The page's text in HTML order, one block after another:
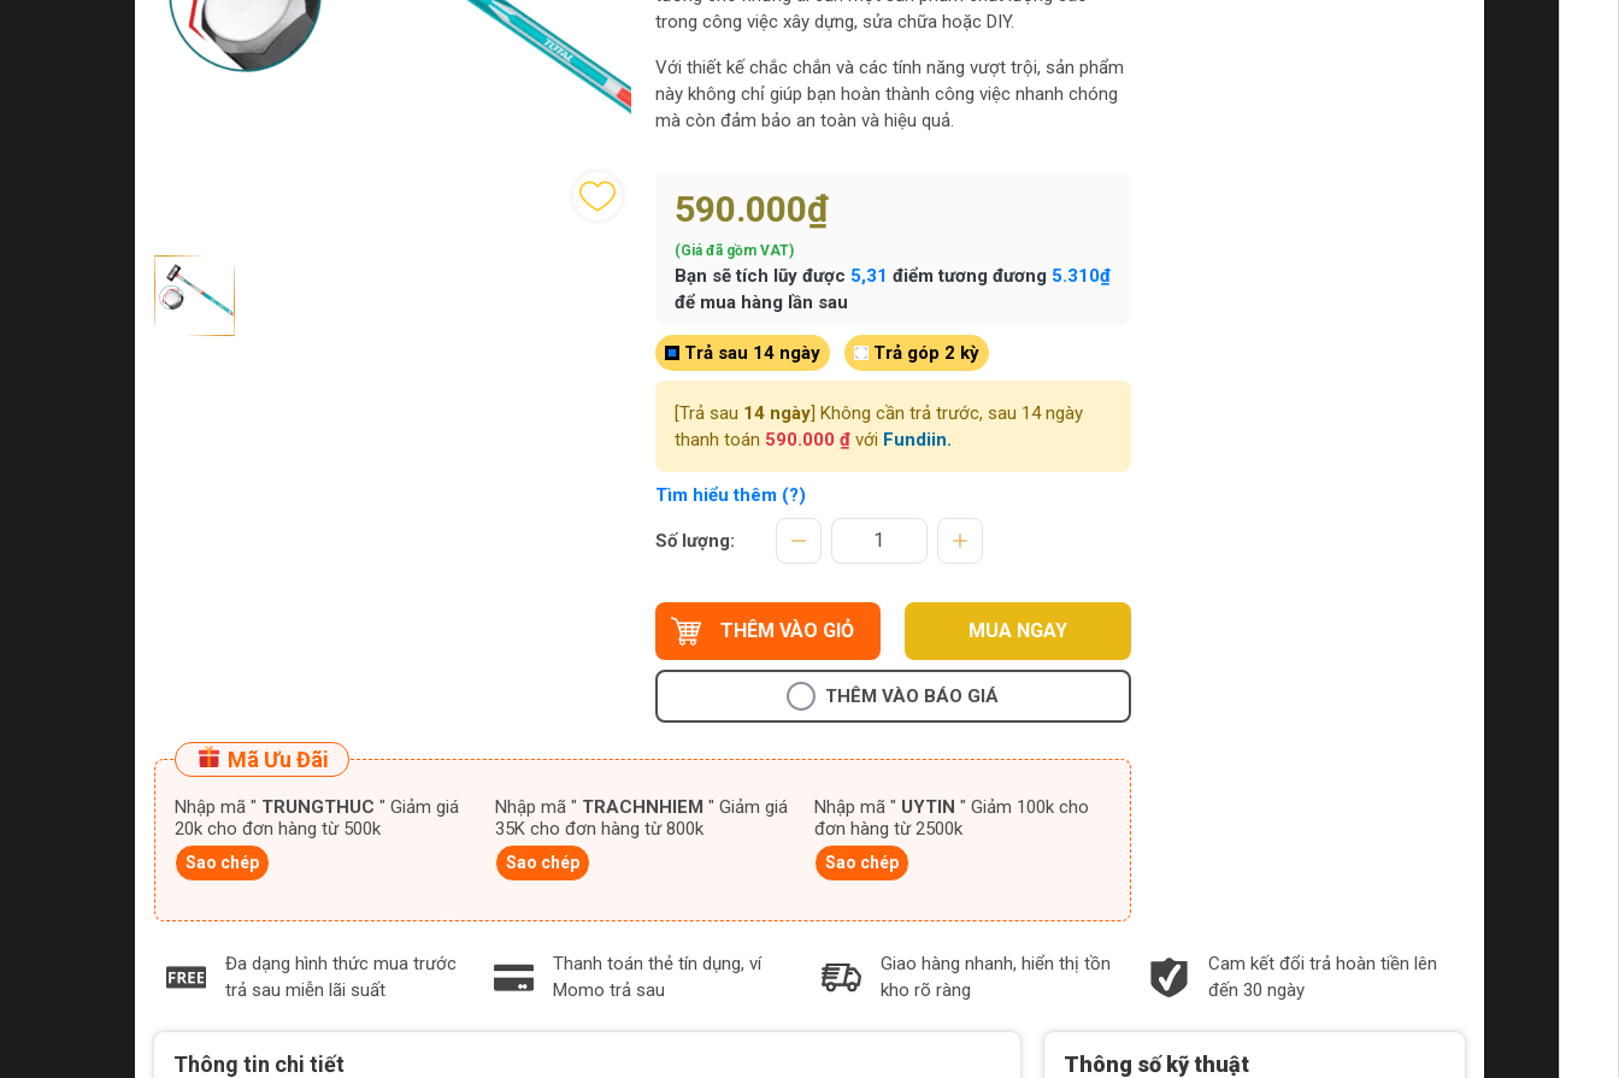
trong công việc xây dựng, sửa chữa hoặc DIY.
Với thiết kế chắc chắn và các tính năng vượt trội, sản phẩm
này không chỉ giúp bạn hoàn thành công việc nhanh chóng
mà còn đảm bảo an toàn và hiệu quả.
590.000₫
(Giá đã gồm VAT)
Bạn sẽ tích lũy được 5,31 điểm tương đương 5.310₫
để mua hàng lần sau
Trả sau 14 ngày Trả góp 2 kỳ
[Trả sau 14 ngày] Không cần trả trước, sau 14 ngày
thanh toán 590.000 ₫với Fundiin.
Tìm hiểu thêm (?)
Số lượng:
THÊM VÀO GIỎ MUA NGAY
THÊM VÀO BÁO GIÁ
Mã Ưu Đãi
Nhập mã " TRUNGTHUC " Giảm giá
20k cho đơn hàng từ 500k
Sao chép
Nhập mã " TRACHNHIEM " Giảm giá
35K cho đơn hàng từ 800k
Sao chép
Nhập mã " UYTIN " Giảm 100k cho
đơn hàng từ 2500k
Sao chép
Đa dạng hình thức mua trước
trả sau miễn lãi suất
Thanh toán thẻ tín dụng, ví
Momo trả sau
Giao hàng nhanh, hiển thị tồn
kho rõ ràng
Cam kết đổi trả hoàn tiền lên
đến 30 ngày
Thông tin chi tiết Thông số kỹ thuật